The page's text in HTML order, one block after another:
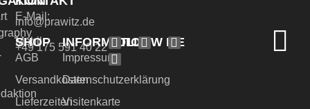
E-Mail:
info@prawitz.de
Mobil:
+49 175 591 40 22
SHOP
AGB
Versandkosten
Lieferzeiten
INFORMATION
Impressum
Datenschutzerklärung
Visitenkarte
FOLLOW ME